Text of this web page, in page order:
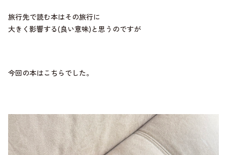
旅行先で読む本はその旅行に
大きく影響する(良い意味)と思うのですが
今回の本はこちらでした。